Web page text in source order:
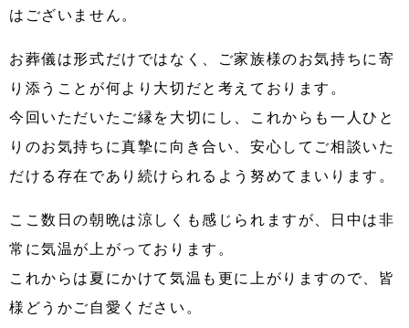
はございません。
お葬儀は形式だけではなく、ご家族様のお気持ちに寄
り添うことが何より大切だと考えております。
今回いただいたご縁を大切にし、これからも一人ひと
りのお気持ちに真摯に向き合い、安心してご相談いた
だける存在であり続けられるよう努めてまいります。
ここ数日の朝晩は涼しくも感じられますが、日中は非
常に気温が上がっております。
これからは夏にかけて気温も更に上がりますので、皆
様どうかご自愛ください。